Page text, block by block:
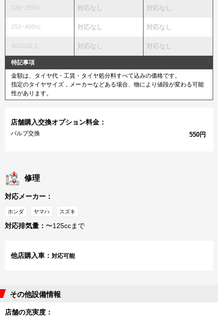
126~250cc 対応なし 対応なし
251~400cc 対応なし 対応なし
401cc以上 対応なし 対応なし
特記事項
金額は、タイヤ代・工賃・タイヤ処分料すべて込みの価格です。
指定のタイヤサイズ，メーカーなどある場合、物により値段が変わる可能
性があります。
店舗購入交換オプション料金：
バルブ交換 550円
修理
対応メーカー：
ホンダ ヤマハ スズキ
対応排気量： 〜125ccまで
他店購入車： 対応可能
その他設備情報
店舗の充実度：